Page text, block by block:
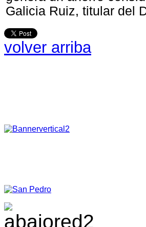
Galicia Ruiz, titular del
volver arriba